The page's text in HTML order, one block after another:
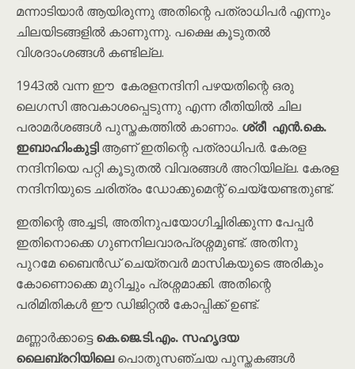
മന്നാടിയാർ ആയിരുന്നു അതിന്റെ പത്രാധിപർ എന്നും
ചിലയിടങ്ങളിൽ കാണുന്നു. പക്ഷെ കൂടുതൽ
വിശദാംശങ്ങൾ കണ്ടില്ല.
1943ൽ വന്ന ഈ കേരളനന്ദിനി പഴയതിന്റെ ഒരു
ലെഗസി അവകാശപ്പെടുന്നു എന്ന രീതിയിൽ ചില
പരാമർശങ്ങൾ പുസ്തകത്തിൽ കാണാം. ശ്രീ എൻ.കെ.
ഇബാഹിം‌കുട്ടിആണ് ഇതിന്റെ പത്രാധിപർ. കേരള
നന്ദിനിയെ പറ്റി കൂടുതൽ വിവരങ്ങൾ അറിയില്ല. കേരള
നന്ദിനിയുടെ ചരിത്രം ഡോക്കുമെന്റ് ചെയ്യേണ്ടതുണ്ട്.
ഇതിന്റെ അച്ചടി, അതിനുപയോഗിച്ചിരിക്കുന്ന പേപ്പർ
ഇതിനൊക്കെ ഗുണനിലവാരപ്രശ്നമുണ്ട്. അതിനു
പുറമേ ബൈൻഡ് ചെയ്തവർ മാസികയുടെ അരികും
കോണൊക്കെ മുറിച്ചും പ്രശ്നമാക്കി. അതിന്റെ
പരിമിതികൾ ഈ ഡിജിറ്റൽ കോപ്പിക്ക് ഉണ്ട്.
മണ്ണാർക്കാട്ടെകെ.ജെ.ടി.എം. സഹൃദയ
ലൈബ്രറിയിലെപൊതുസഞ്ചയ പുസ്തകങ്ങൾ